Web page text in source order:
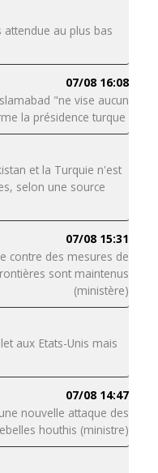
au plus bas
07/08 16:08
"ne vise aucun
la présidence turque
et la Turquie n'est
selon une source
07/08 15:31
contre des mesures de
sont maintenus
(ministère)
aux Etats-Unis mais
07/08 14:47
nouvelle attaque des
houthis (ministre)